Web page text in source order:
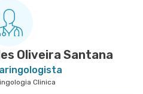
Oliveira Santana
Clinica